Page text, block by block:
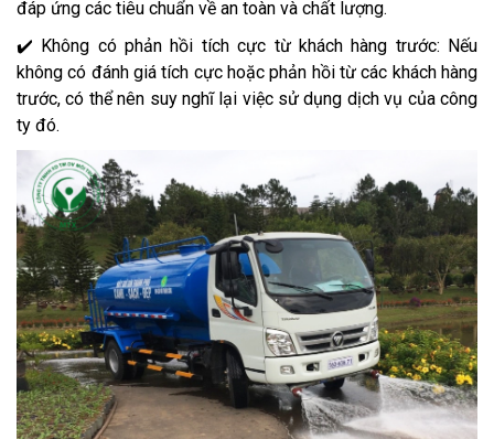
đáp ứng các tiêu chuẩn về an toàn và chất lượng.
✔️ Không có phản hồi tích cực từ khách hàng trước: Nếu
không có đánh giá tích cực hoặc phản hồi từ các khách hàng
trước, có thể nên suy nghĩ lại việc sử dụng dịch vụ của công
ty đó.